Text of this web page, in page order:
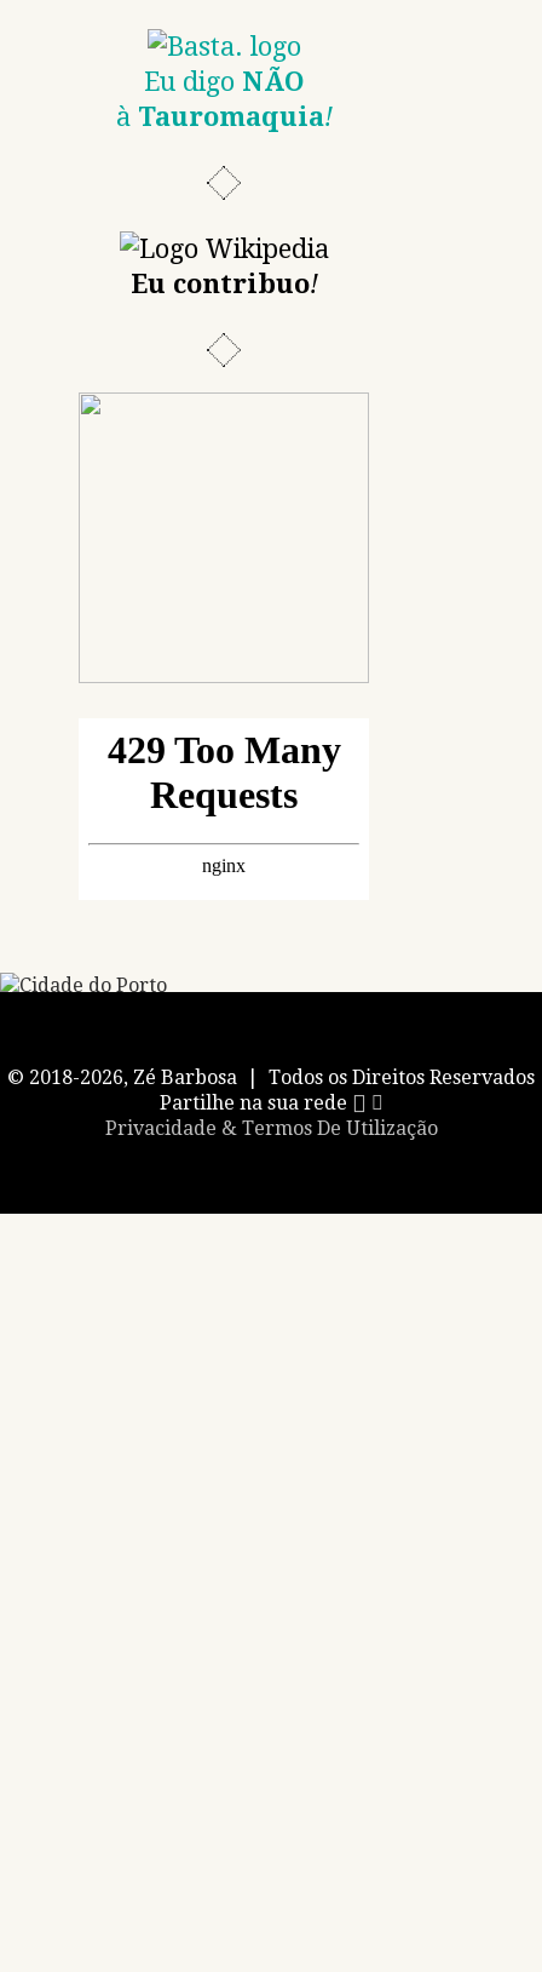
Eu digo NÃO
à Tauromaquia!
Eu contribuo!
© 2018-2026, Zé Barbosa | Todos os Direitos Reservados
Partilhe na sua rede
Privacidade & Termos De Utilização